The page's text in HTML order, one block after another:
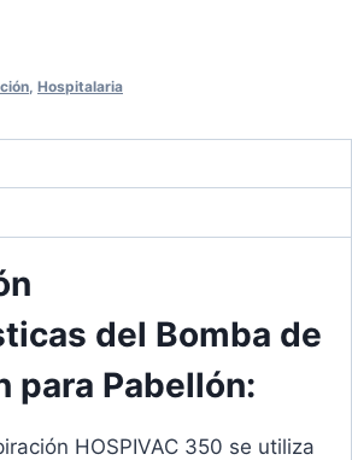
, Hospitalaria
del Bomba de
para Pabellón:
HOSPIVAC 350 se utiliza